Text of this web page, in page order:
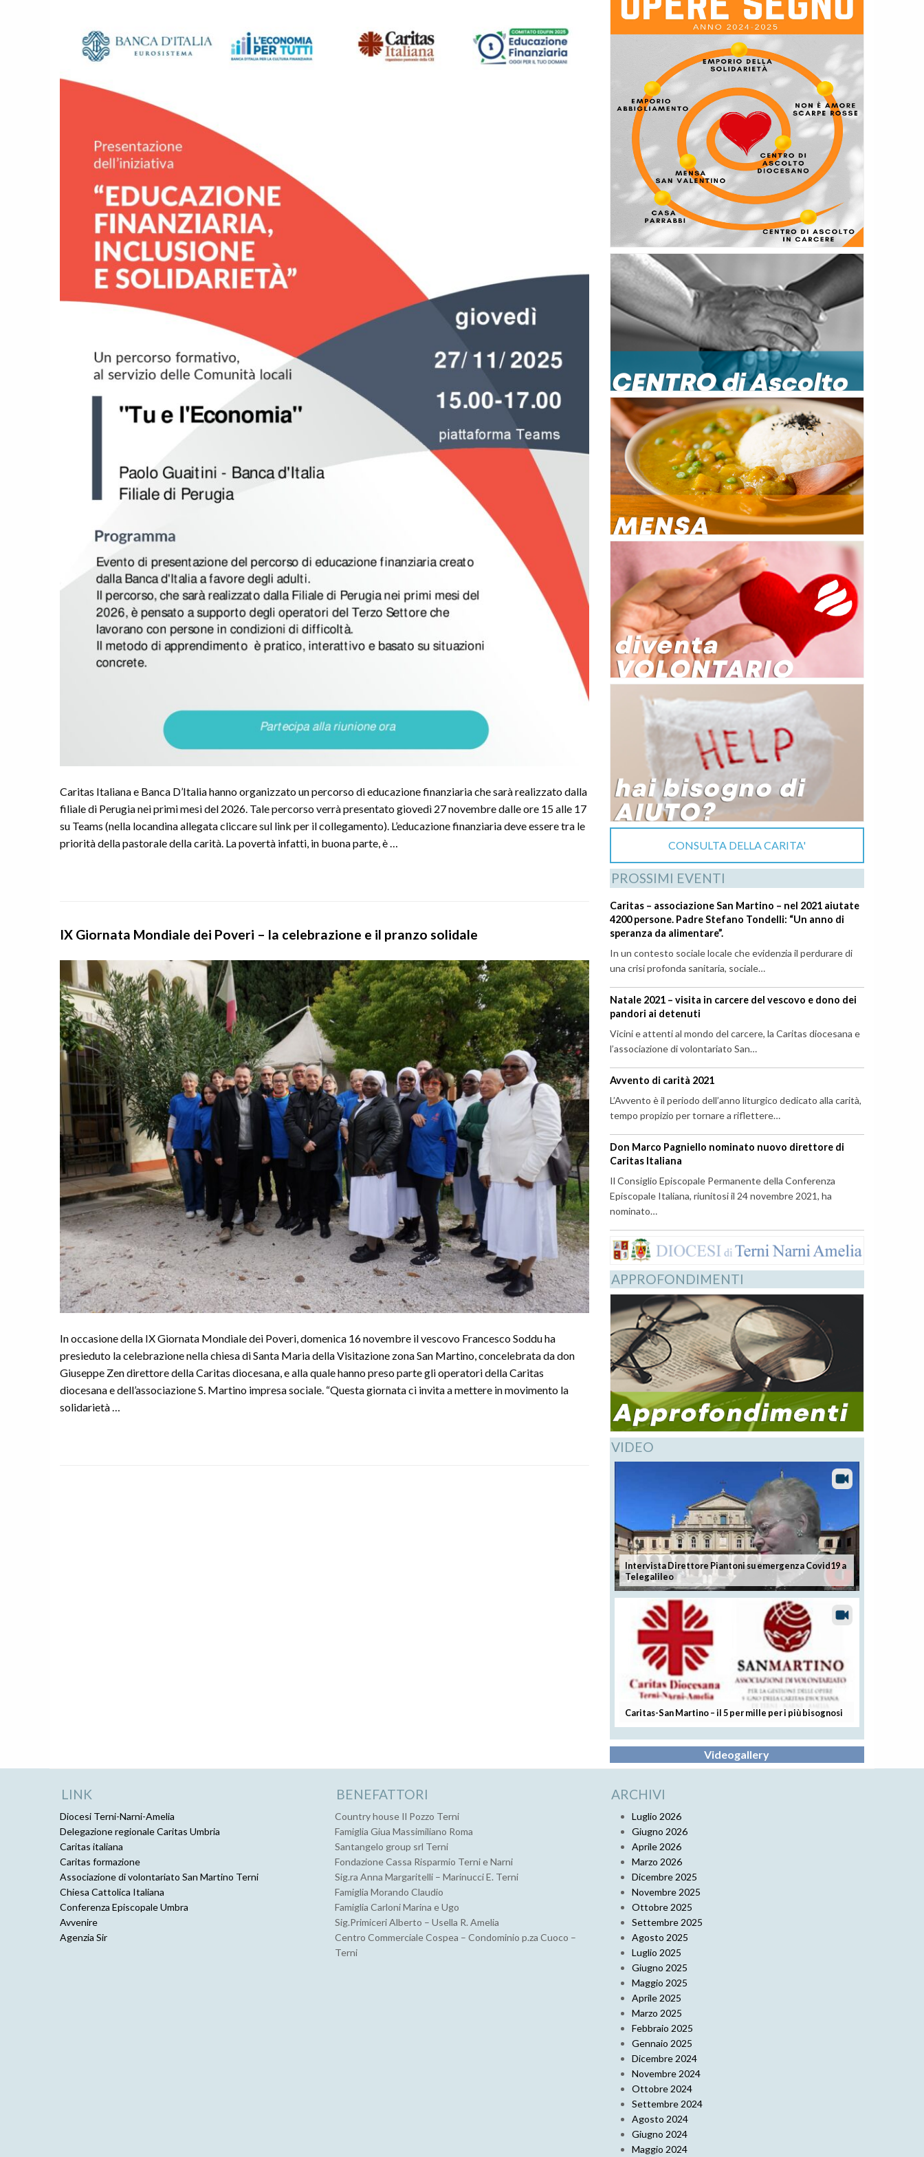
Caritas Italiana e Banca D’Italia hanno organizzato un percorso di educazione finanziaria che sarà realizzato dalla
filiale di Perugia nei primi mesi del 2026. Tale percorso verrà presentato giovedì 27 novembre dalle ore 15 alle 17
su Teams (nella locandina allegata cliccare sul link per il collegamento). L’educazione finanziaria deve essere tra le
priorità della pastorale della carità. La povertà infatti, in buona parte, è …
IX Giornata Mondiale dei Poveri – la celebrazione e il pranzo solidale
In occasione della IX Giornata Mondiale dei Poveri, domenica 16 novembre il vescovo Francesco Soddu ha
presieduto la celebrazione nella chiesa di Santa Maria della Visitazione zona San Martino, concelebrata da don
Giuseppe Zen direttore della Caritas diocesana, e alla quale hanno preso parte gli operatori della Caritas
diocesana e dell’associazione S. Martino impresa sociale. “Questa giornata ci invita a mettere in movimento la
solidarietà …
a
t
i
o
n
CONSULTA DELLA CARITA'
PROSSIMI EVENTI
Caritas – associazione San Martino – nel 2021 aiutate
4200 persone. Padre Stefano Tondelli: “Un anno di
speranza da alimentare”.
In un contesto sociale locale che evidenzia il perdurare di
una crisi profonda sanitaria, sociale…
Natale 2021 – visita in carcere del vescovo e dono dei
pandori ai detenuti
Vicini e attenti al mondo del carcere, la Caritas diocesana e
l’associazione di volontariato San…
Avvento di carità 2021
L’Avvento è il periodo dell’anno liturgico dedicato alla carità,
tempo propizio per tornare a riflettere…
Don Marco Pagniello nominato nuovo direttore di
Caritas Italiana
Il Consiglio Episcopale Permanente della Conferenza
Episcopale Italiana, riunitosi il 24 novembre 2021, ha
nominato…
APPROFONDIMENTI
VIDEO
Intervista Direttore Piantoni su emergenza Covid19 a
Telegalileo
Caritas-San Martino – il 5 per mille per i più bisognosi
Videogallery
LINK
Diocesi Terni-Narni-Amelia
Delegazione regionale Caritas Umbria
Caritas italiana
Caritas formazione
Associazione di volontariato San Martino Terni
Chiesa Cattolica Italiana
Conferenza Episcopale Umbra
Avvenire
Agenzia Sir
BENEFATTORI
Country house Il Pozzo Terni
Famiglia Giua Massimiliano Roma
Santangelo group srl Terni
Fondazione Cassa Risparmio Terni e Narni
Sig.ra Anna Margaritelli – Marinucci E. Terni
Famiglia Morando Claudio
Famiglia Carloni Marina e Ugo
Sig.Primiceri Alberto – Usella R. Amelia
Centro Commerciale Cospea – Condominio p.za Cuoco –
Terni
ARCHIVI
Luglio 2026
Giugno 2026
Aprile 2026
Marzo 2026
Dicembre 2025
Novembre 2025
Ottobre 2025
Settembre 2025
Agosto 2025
Luglio 2025
Giugno 2025
Maggio 2025
Aprile 2025
Marzo 2025
Febbraio 2025
Gennaio 2025
Dicembre 2024
Novembre 2024
Ottobre 2024
Settembre 2024
Agosto 2024
Giugno 2024
Maggio 2024